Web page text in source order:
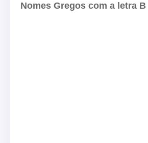
Nomes Gregos com a letra B